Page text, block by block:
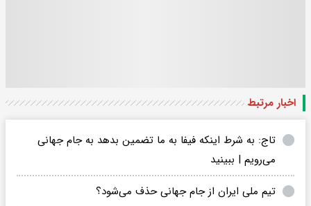
اخبار مرتبط
تاج: به شرط اینکه فیفا به ما تضمین بدهد به جام جهانی
می‌رویم | ببینید
تیم ملی ایران از جام جهانی حذف می‌شود؟